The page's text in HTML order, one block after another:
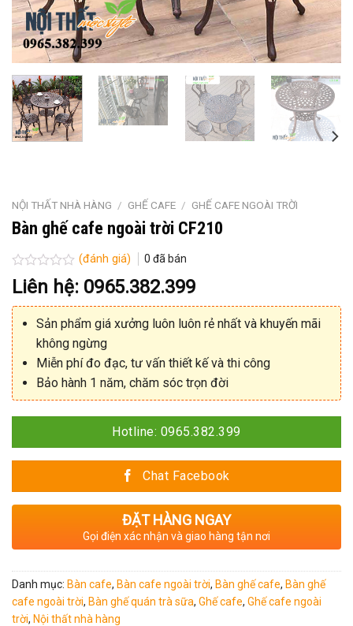
NỘI THẤT NHÀ HÀNG / GHẾ CAFE / GHẾ CAFE NGOÀI TRỜI
Bàn ghế cafe ngoài trời CF210
Được
xếp
hạng
0
5
sao
(đánh giá) 0 đã bán
Liên hệ: 0965.382.399
Sản phẩm giá xưởng luôn luôn rẻ nhất và khuyến mãi
không ngừng
Miễn phí đo đạc, tư vấn thiết kế và thi công
Bảo hành 1 năm, chăm sóc trọn đời
Hotline: 0965.382.399
Chat Facebook
ĐẶT HÀNG NGAY
Gọi điện xác nhận và giao hàng tận nơi
Danh mục: Bàn cafe, Bàn cafe ngoài trời, Bàn ghế cafe, Bàn ghế
cafe ngoài trời, Bàn ghế quán trà sữa, Ghế cafe, Ghế cafe ngoài
trời, Nội thất nhà hàng